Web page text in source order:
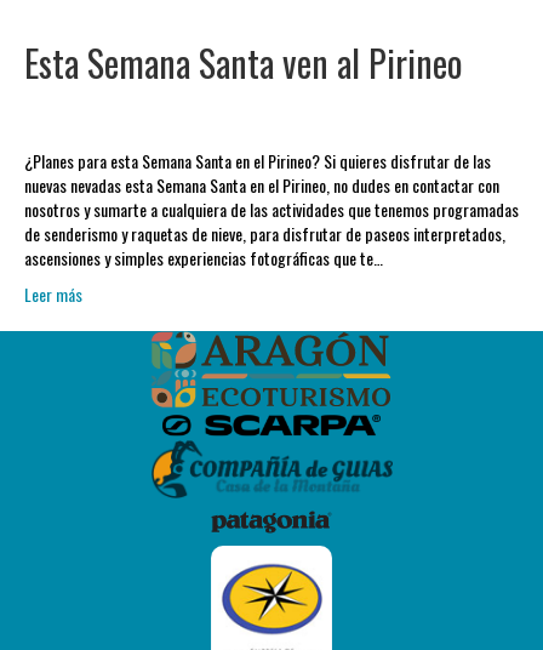
Esta Semana Santa ven al Pirineo
¿Planes para esta Semana Santa en el Pirineo? Si quieres disfrutar de las
nuevas nevadas esta Semana Santa en el Pirineo, no dudes en contactar con
nosotros y sumarte a cualquiera de las actividades que tenemos programadas
de senderismo y raquetas de nieve, para disfrutar de paseos interpretados,
ascensiones y simples experiencias fotográficas que te…
Leer más